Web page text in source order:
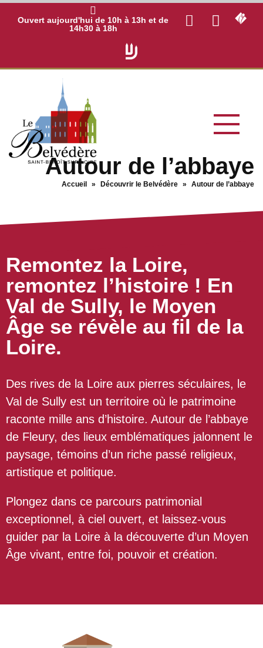
Ouvert aujourd'hui de 10h à 13h et de
14h30 à 18h
Autour de l’abbaye
Accueil » Découvrir le Belvédère » Autour de l’abbaye
Remontez la Loire,
remontez l’histoire ! En
Val de Sully, le Moyen
Âge se révèle au fil de la
Loire.
Des rives de la Loire aux pierres séculaires, le
Val de Sully est un territoire où le patrimoine
raconte mille ans d’histoire. Autour de l’abbaye
de Fleury, des lieux emblématiques jalonnent le
paysage, témoins d’un riche passé religieux,
artistique et politique.
Plongez dans ce parcours patrimonial
exceptionnel, à ciel ouvert, et laissez-vous
guider par la Loire à la découverte d’un Moyen
Âge vivant, entre foi, pouvoir et création.